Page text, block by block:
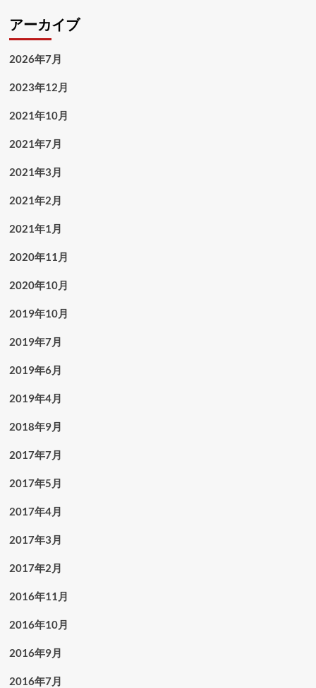
アーカイブ
2026年7月
2023年12月
2021年10月
2021年7月
2021年3月
2021年2月
2021年1月
2020年11月
2020年10月
2019年10月
2019年7月
2019年6月
2019年4月
2018年9月
2017年7月
2017年5月
2017年4月
2017年3月
2017年2月
2016年11月
2016年10月
2016年9月
2016年7月